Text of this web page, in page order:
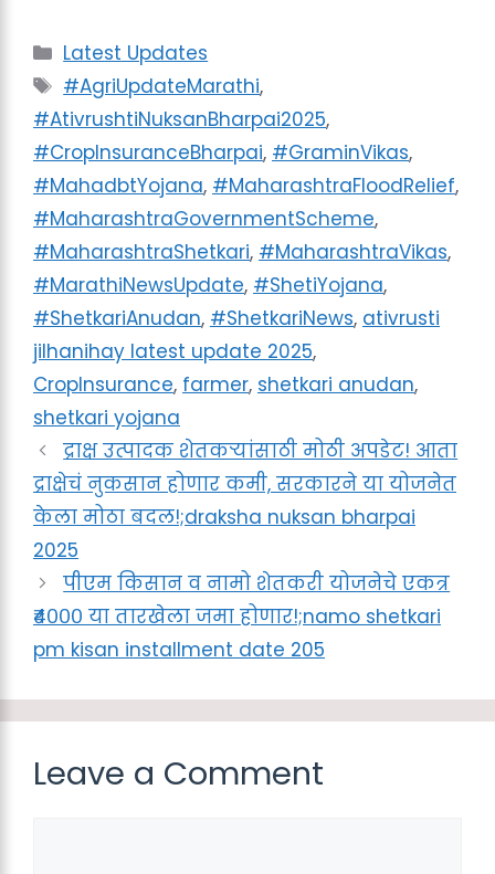
Categories
Latest Updates
Tags
#AgriUpdateMarathi,
#AtivrushtiNuksanBharpai2025,
#CropInsuranceBharpai, #GraminVikas,
#MahadbtYojana, #MaharashtraFloodRelief,
#MaharashtraGovernmentScheme,
#MaharashtraShetkari, #MaharashtraVikas,
#MarathiNewsUpdate, #ShetiYojana,
#ShetkariAnudan, #ShetkariNews, ativrusti
jilhanihay latest update 2025,
CropInsurance, farmer, shetkari anudan,
shetkari yojana
द्राक्ष उत्पादक शेतकऱ्यांसाठी मोठी अपडेट! आता
द्राक्षेचं नुकसान होणार कमी, सरकारने या योजनेत
केला मोठा बदल!;draksha nuksan bharpai
2025
पीएम किसान व नामो शेतकरी योजनेचे एकत्र
₹४००० या तारखेला जमा होणार!;namo shetkari
pm kisan installment date 205
Leave a Comment